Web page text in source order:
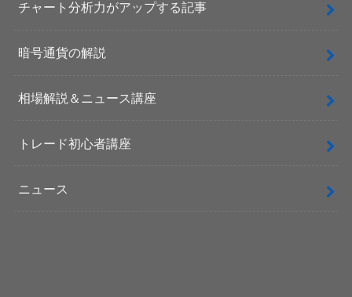
チャート分析力がアップする記事
暗号通貨の解説
相場解説＆ニュース講座
トレード初心者講座
ニュース